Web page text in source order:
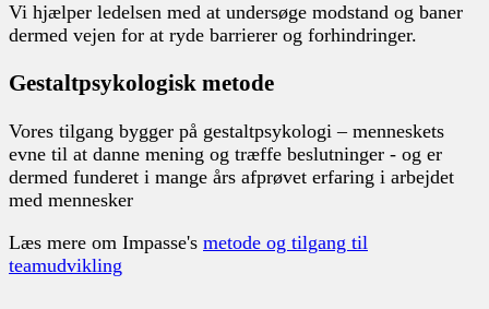
Vi hjælper ledelsen med at undersøge modstand og baner
dermed vejen for at ryde barrierer og forhindringer.
Gestaltpsykologisk metode
Vores tilgang bygger på gestaltpsykologi – menneskets
evne til at danne mening og træffe beslutninger - og er
dermed funderet i mange års afprøvet erfaring i arbejdet
med mennesker
Læs mere om Impasse's metode og tilgang til
teamudvikling